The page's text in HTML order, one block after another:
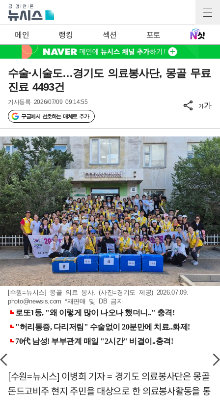
메인 랭킹 섹션 포토
수술·시술도…경기도 의료봉사단, 몽골 무료
진료 4493건
기사등록 2026/07/09 09:14:55
구글에서 선호하는 매체로 추가
가가
[수원=뉴시스] 몽골 의료 봉사. (사진=경기도 제공) 2026.07.09.
photo@newsis.com *재판매 및 DB 금지
[수원=뉴시스] 이병희 기자 = 경기도 의료봉사단은 몽골
돈드고비주 현지 주민을 대상으로 한 의료봉사활동을 통